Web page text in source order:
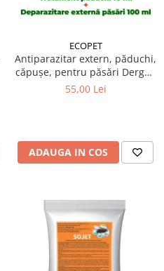
ECOPET
Antiparazitar extern, păduchi,
căpuşe, pentru păsări Dergall
10 ml + Soluție păduchi, de
55,00 Lei
ADAUGA IN COS